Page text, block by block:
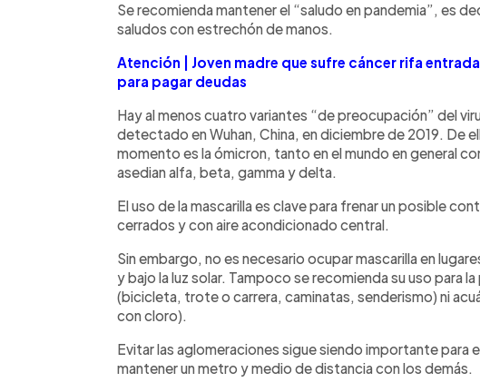
Se recomienda mantener el “saludo en pandemia”, es
saludos con estrechón de manos.
Atención | Joven madre que sufre cáncer rifa
para pagar deudas
Hay al menos cuatro variantes “de preocupación” del
detectado en Wuhan, China, en diciembre de 2019. De
momento es la ómicron, tanto en el mundo en general
asedian alfa, beta, gamma y delta.
El uso de la mascarilla es clave para frenar un posible
cerrados y con aire acondicionado central.
Sin embargo, no es necesario ocupar mascarilla en
y bajo la luz solar. Tampoco se recomienda su uso para
(bicicleta, trote o carrera, caminatas, senderismo) ni
con cloro).
Evitar las aglomeraciones sigue siendo importante para
mantener un metro y medio de distancia con los demás.